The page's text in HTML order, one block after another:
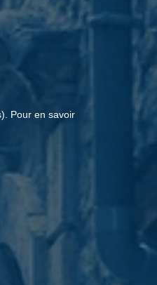
Pour en savoir